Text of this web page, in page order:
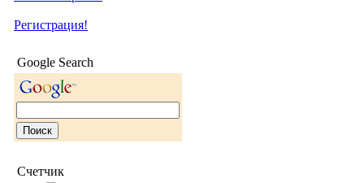
Регистрация!
Google Search
Счетчик